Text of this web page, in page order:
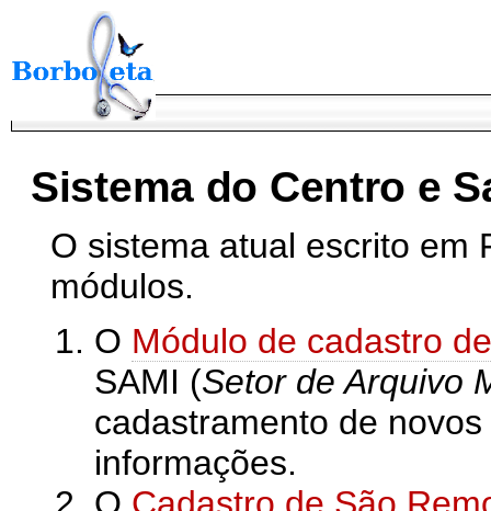
Sistema do Centro e
O sistema atual escrito em
módulos.
O Módulo de cadastro
SAMI (Setor de Arquivo
cadastramento de
informações.